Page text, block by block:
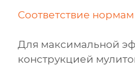
Соответствие
Для максимальной
конструкцией